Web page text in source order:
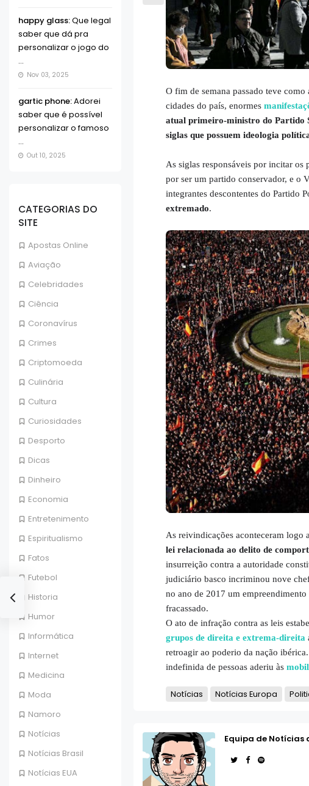
happy glass:Que legal
saber que dá pra
personalizar o jogo do
...
Nov 03, 2025
gartic phone:Adorei
saber que é possível
personalizar o famoso
...
Out 10, 2025
CATEGORIAS DO
SITE
Apostas Online
Aviação
Celebridades
Ciência
Coronavírus
Crimes
Criptomoeda
Culinária
Cultura
Curiosidades
Desporto
Dicas
Dinheiro
Economia
Entretenimento
Espiritualismo
Fatos
Futebol
Historia
Humor
Informática
Internet
Medicina
Moda
Namoro
Notícias
Notícias Brasil
Notícias EUA
O fim de semana passado teve
cidades do país, enormes
atual primeiro-ministro do Partido
siglas que possuem ideologia
As siglas responsáveis por incitar
por ser um partido conservador, e o
integrantes descontentes do Partido
extremado.
As reivindicações aconteceram logo
lei relacionada ao delito de
insurreição contra a autoridade
judiciário basco incriminou nove
no ano de 2017 um
fracassado.
O ato de infração contra as leis
grupos de direita e extrema-direita
retroagir ao poderio da nação
indefinida de pessoas aderiu às
Notícias Notícias Europa
Equipa de Notícias